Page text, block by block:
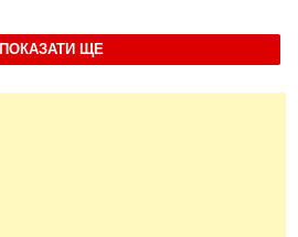
ПОКАЗАТИ ЩЕ